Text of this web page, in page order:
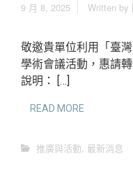
9 月 8, 2025 Written by
敬邀貴單位利用「臺
學術會議活動，惠請
說明： […]
READ MORE
推廣與活動, 最新消息